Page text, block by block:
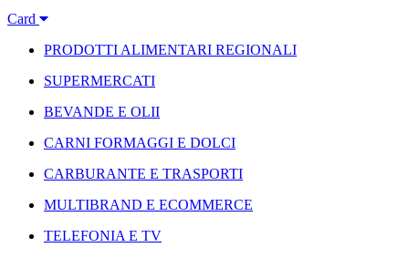
Card
PRODOTTI ALIMENTARI REGIONALI
SUPERMERCATI
BEVANDE E OLII
CARNI FORMAGGI E DOLCI
CARBURANTE E TRASPORTI
MULTIBRAND E ECOMMERCE
TELEFONIA E TV